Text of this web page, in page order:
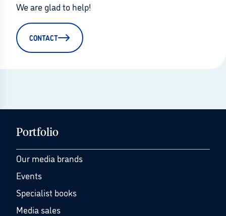
We are glad to help!
CONTACT
Portfolio
Our media brands
Events
Specialist books
Media sales